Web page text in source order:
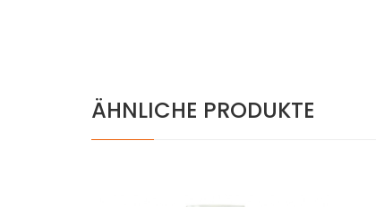
ÄHNLICHE PRODUKTE